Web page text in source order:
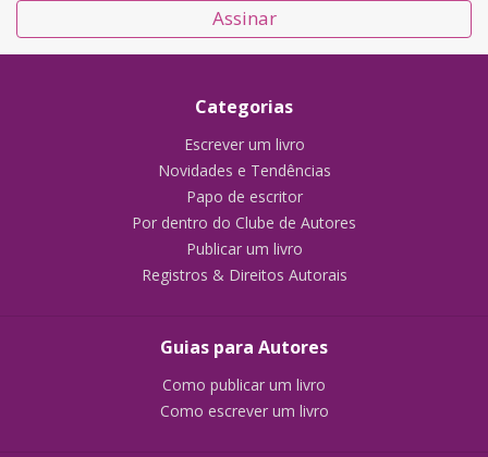
Assinar
Categorias
Escrever um livro
Novidades e Tendências
Papo de escritor
Por dentro do Clube de Autores
Publicar um livro
Registros & Direitos Autorais
Guias para Autores
Como publicar um livro
Como escrever um livro